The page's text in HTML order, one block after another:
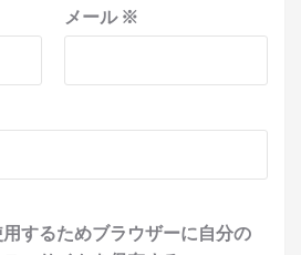
メール ※
するためブラウザーに自分の